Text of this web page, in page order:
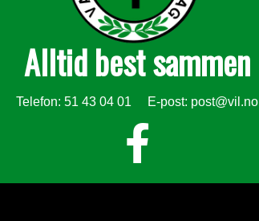
Alltid best sammen
Telefon: 51 43 04 01 E-post: post@vil.no